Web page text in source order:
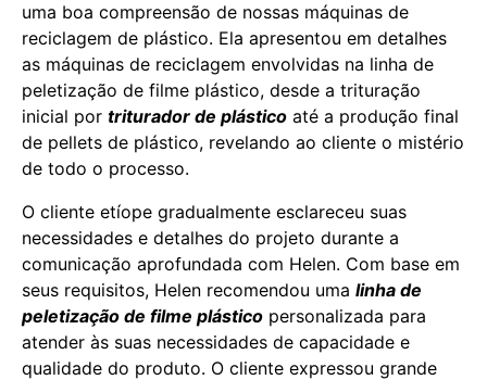
uma boa compreensão de nossas máquinas de
reciclagem de plástico. Ela apresentou em detalhes
as máquinas de reciclagem envolvidas na linha de
peletização de filme plástico, desde a trituração
inicial por triturador de plástico até a produção final
de pellets de plástico, revelando ao cliente o mistério
de todo o processo.
O cliente etíope gradualmente esclareceu suas
necessidades e detalhes do projeto durante a
comunicação aprofundada com Helen. Com base em
seus requisitos, Helen recomendou uma linha de
peletização de filme plástico personalizada para
atender às suas necessidades de capacidade e
qualidade do produto. O cliente expressou grande